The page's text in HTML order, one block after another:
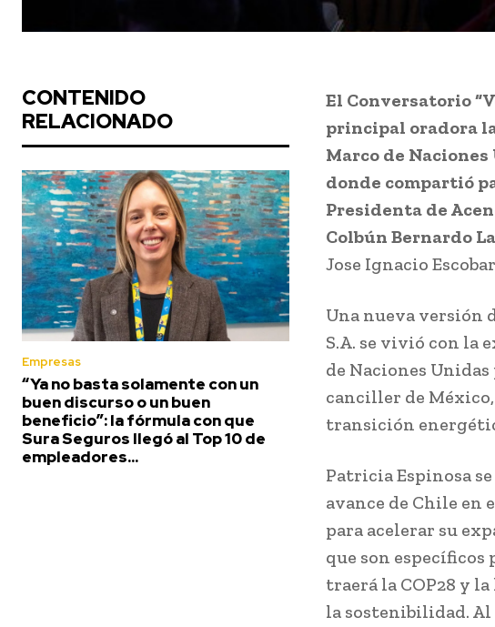
CONTENIDO
RELACIONADO
Empresas
“Ya no basta solamente con un
buen discurso o un buen
beneficio”: la fórmula con que
Sura Seguros llegó al Top 10 de
empleadores...
El Conversatorio
principal oradora
Marco de Naciones
donde compartió
Presidenta de
Colbún Bernardo
Jose Ignacio
Una nueva versión
S.A. se vivió con la
de Naciones
canciller de
transición
Patricia Espinosa
avance de Chile en
para acelerar su
que son
traerá la COP28 y
la sostenibilidad. Al